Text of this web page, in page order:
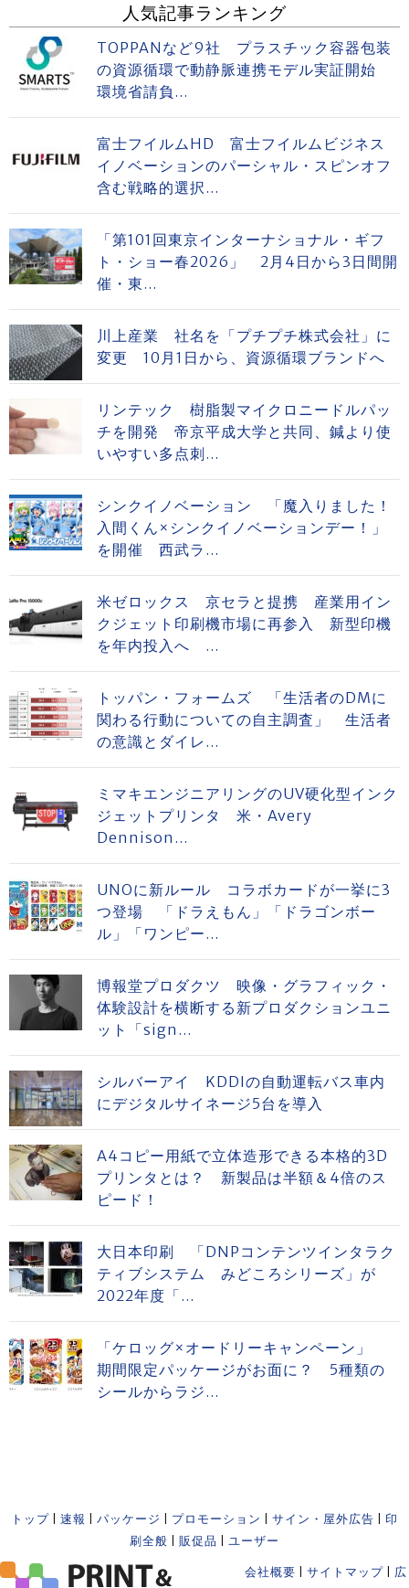
人気記事ランキング
TOPPANなど9社 プラスチック容器包装
の資源循環で動静脈連携モデル実証開始
環境省請負...
富士フイルムHD 富士フイルムビジネス
イノベーションのパーシャル・スピンオフ
含む戦略的選択...
「第101回東京インターナショナル・ギフ
ト・ショー春2026」 2月4日から3日間開
催・東...
川上産業 社名を「プチプチ株式会社」に
変更 10月1日から、資源循環ブランドへ
リンテック 樹脂製マイクロニードルパッ
チを開発 帝京平成大学と共同、鍼より使
いやすい多点刺...
シンクイノベーション 「魔入りました！
入間くん×シンクイノベーションデー！」
を開催 西武ラ...
米ゼロックス 京セラと提携 産業用イン
クジェット印刷機市場に再参入 新型印機
を年内投入へ ...
トッパン・フォームズ 「生活者のDMに
関わる行動についての自主調査」 生活者
の意識とダイレ...
ミマキエンジニアリングのUV硬化型インク
ジェットプリンタ 米・Avery
Dennison...
UNOに新ルール コラボカードが一挙に3
つ登場 「ドラえもん」「ドラゴンボー
ル」「ワンピー...
博報堂プロダクツ 映像・グラフィック・
体験設計を横断する新プロダクションユニ
ット「sign...
シルバーアイ KDDIの自動運転バス車内
にデジタルサイネージ5台を導入
A4コピー用紙で立体造形できる本格的3D
プリンタとは？ 新製品は半額＆4倍のス
ピード！
大日本印刷 「DNPコンテンツインタラク
ティブシステム みどころシリーズ」が
2022年度「...
「ケロッグ×オードリーキャンペーン」
期間限定パッケージがお面に？ 5種類の
シールからラジ...
トップ 速報 パッケージ プロモーション サイン・屋外広告
印
刷全般
販促品 ユーザー
会社概要 サイトマップ
広